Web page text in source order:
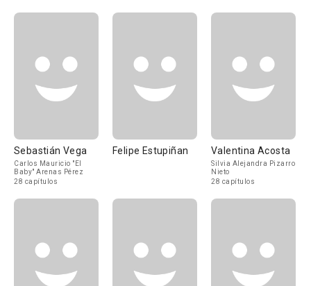
Sebastián Vega
Carlos Mauricio "El
Baby" Arenas Pérez
28 capítulos
Felipe Estupiñan Valentina Acosta
Silvia Alejandra Pizarro
Nieto
28 capítulos